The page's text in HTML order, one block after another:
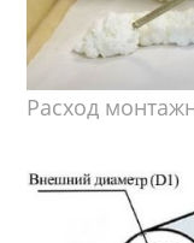
Расход